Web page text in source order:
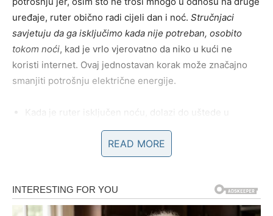
uređaje, ruter obično radi cijeli dan i noć. Stručnjaci
savjetuju da ga isključimo kada nije potreban, osobito
tokom noći, kad je vrlo vjerovatno da niko u kući ne
koristi internet. Ovaj jednostavan korak može značajno
smanjiti potrošnju električne energije.
Kada je ruter isključen noću, dolazi do uštede u
potrošnji energije i smanjenja nepotrebnog trošenja
resursa. Ponekad je dovoljno samo isključiti Wi-Fi
signal ako uređaj treba ostati uključen zbog drugih
smanjiti nepotrebnu potrošnju energije, a uređaj će i
dalje ispunjavati svoju osnovnu funkciju. Mnogi ljudi
READ MORE